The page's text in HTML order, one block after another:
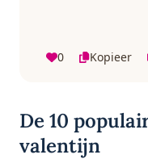
0 Kopieer
De 10
valentijn